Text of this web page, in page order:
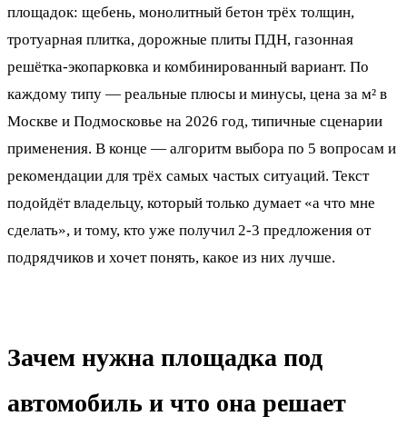
площадок: щебень, монолитный бетон трёх толщин,
тротуарная плитка, дорожные плиты ПДН, газонная
решётка-экопарковка и комбинированный вариант. По
каждому типу — реальные плюсы и минусы, цена за м² в
Москве и Подмосковье на 2026 год, типичные сценарии
применения. В конце — алгоритм выбора по 5 вопросам и
рекомендации для трёх самых частых ситуаций. Текст
подойдёт владельцу, который только думает «а что мне
сделать», и тому, кто уже получил 2-3 предложения от
подрядчиков и хочет понять, какое из них лучше.
Зачем нужна площадка под
автомобиль и что она решает